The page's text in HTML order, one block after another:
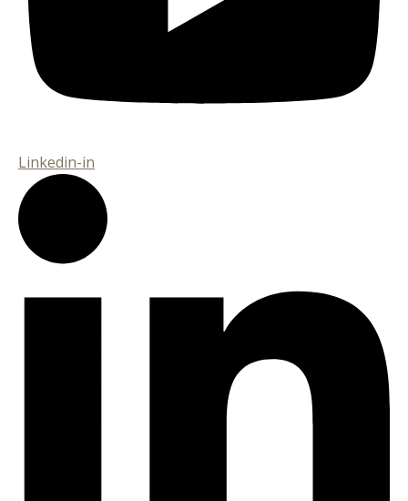
Linkedin-in